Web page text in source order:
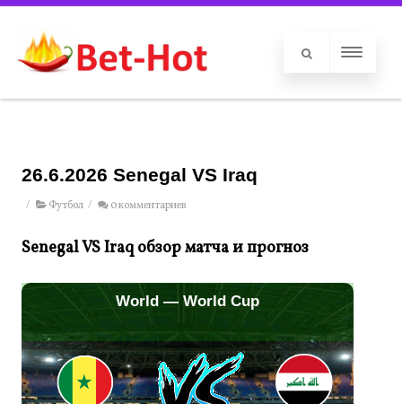
26.6.2026 Senegal VS Iraq
/ Футбол / 0 комментариев
Senegal VS Iraq обзор матча и прогноз
World — World Cup